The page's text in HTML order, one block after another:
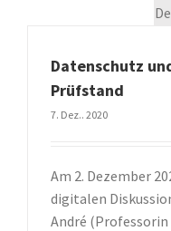
Datenschutz
Prüfstand
7. Dez.. 2020
Am 2. Dezember
digitalen
André